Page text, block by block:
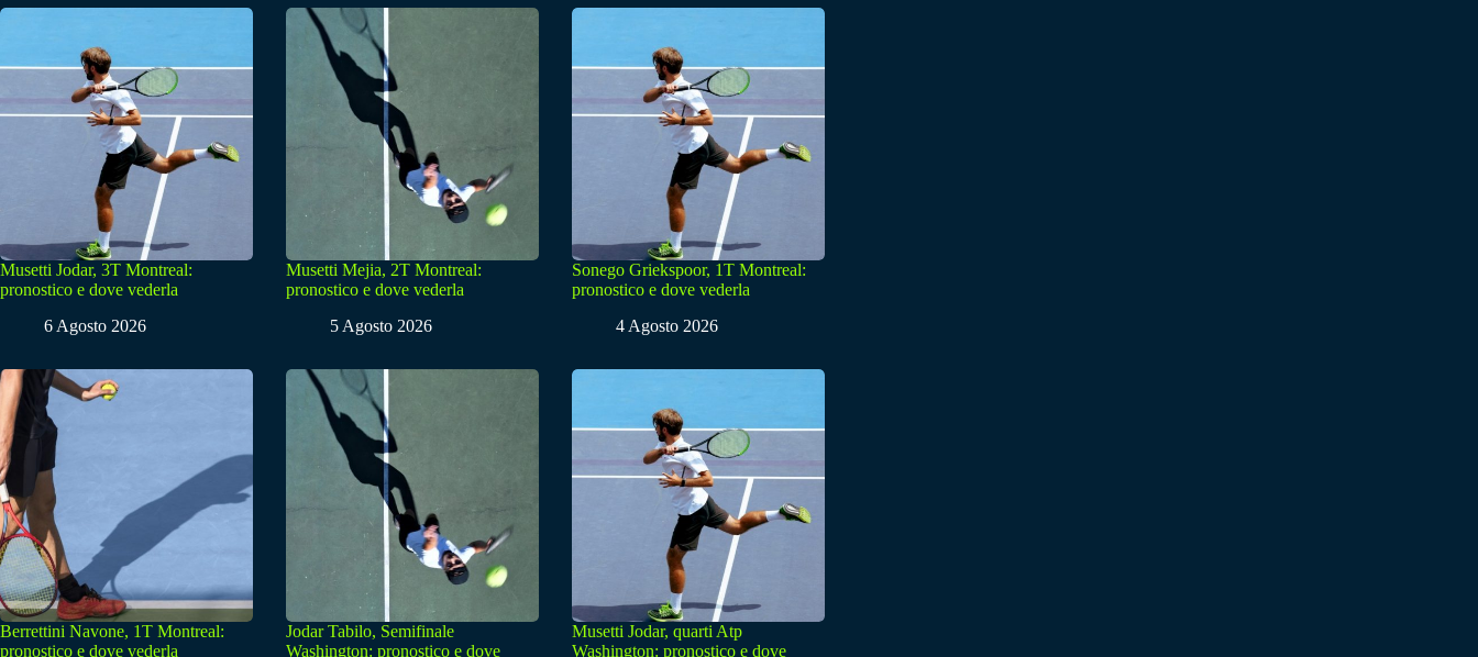
Musetti Jodar, 3T Montreal:
pronostico e dove vederla
6 Agosto 2026
Musetti Mejia, 2T Montreal:
pronostico e dove vederla
5 Agosto 2026
Sonego Griekspoor, 1T Montreal:
pronostico e dove vederla
4 Agosto 2026
Berrettini Navone, 1T Montreal:
pronostico e dove vederla
Jodar Tabilo, Semifinale
Washington: pronostico e dove
Musetti Jodar, quarti Atp
Washington: pronostico e dove